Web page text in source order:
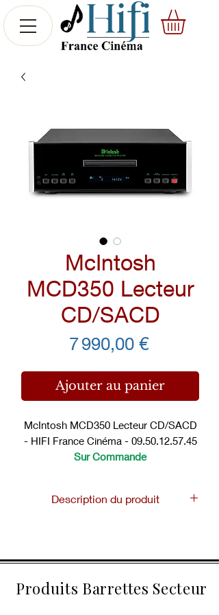
McIntosh
MCD350 Lecteur
CD/SACD
7 990,00 €Prix
Ajouter au panier
McIntosh MCD350 Lecteur CD/SACD
- HIFI France Cinéma - 09.50.12.57.45
Sur Commande
Description du produit
canaux 32-bit/192kHz. Les sorties
disponibles en symétrique (XLR) et
Produits Barrettes Secteur